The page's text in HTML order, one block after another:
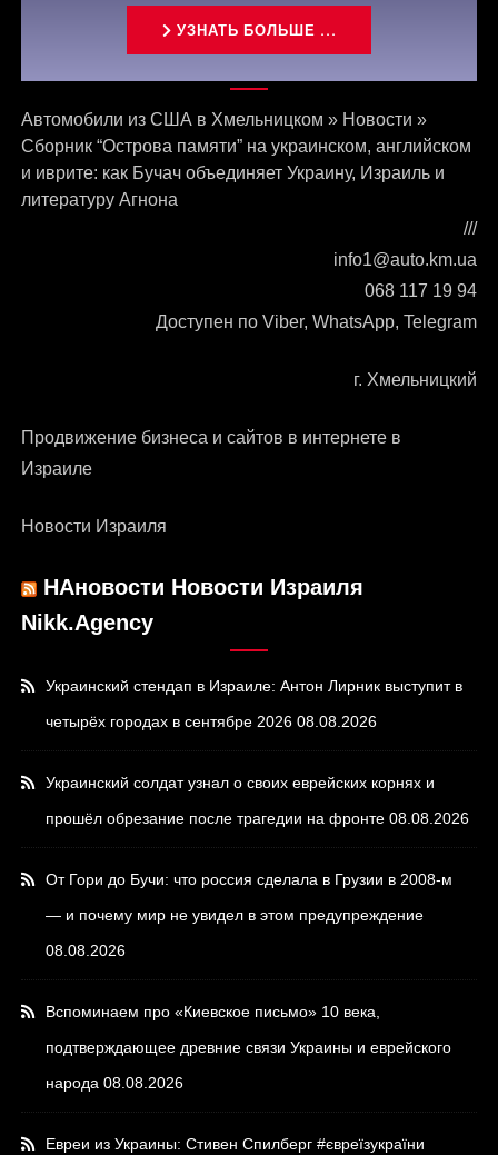
УЗНАТЬ БОЛЬШЕ ...
Связаться с нами
Автомобили из США в Хмельницком » Новости »
Сборник “Острова памяти” на украинском, английском
и иврите: как Бучач объединяет Украину, Израиль и
литературу Агнона
///
info1@auto.km.ua
068 117 19 94
Доступен по Viber, WhatsApp, Telegram
г. Хмельницкий
Продвижение бизнеса и сайтов в интернете в
Израиле
Новости Израиля
НАновости Новости Израиля
Nikk.Agency
Украинский стендап в Израиле: Антон Лирник выступит в
четырёх городах в сентябре 2026 08.08.2026
Украинский солдат узнал о своих еврейских корнях и
прошёл обрезание после трагедии на фронте 08.08.2026
От Гори до Бучи: что россия сделала в Грузии в 2008-м
— и почему мир не увидел в этом предупреждение
08.08.2026
Вспоминаем про «Киевское письмо» 10 века,
подтверждающее древние связи Украины и еврейского
народа 08.08.2026
Евреи из Украины: Стивен Спилберг #євреїзукраїни